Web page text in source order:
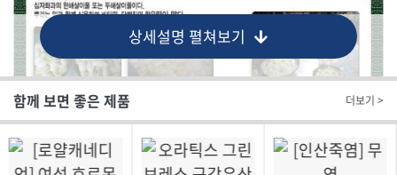
상세설명 펼쳐보기
함께 보면 좋은 제품 더보기 >